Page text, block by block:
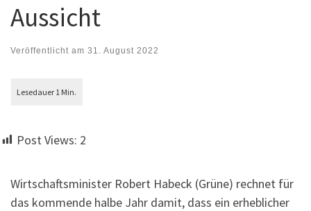
Aussicht
Veröffentlicht am 31. August 2022
Post Views: 2
Wirtschaftsminister Robert Habeck (Grüne) rechnet für
das kommende halbe Jahr damit, dass ein erheblicher